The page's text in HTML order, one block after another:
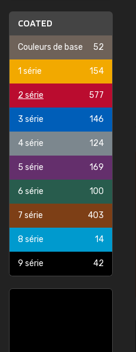
COATED
Couleurs de base 52
1 série 154
2 série 577
3 série 146
4 série 124
5 série 169
6 série 100
7 série 403
8 série 14
9 série 42